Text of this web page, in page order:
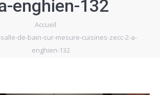
enghien-132
Accueil
de-bain-sur-mesure-cuisines-zecc-2-a-
enghien-132